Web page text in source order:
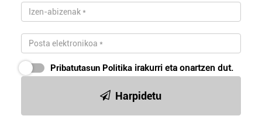
Pribatutasun Politika irakurri eta onartzen dut.
Harpidetu